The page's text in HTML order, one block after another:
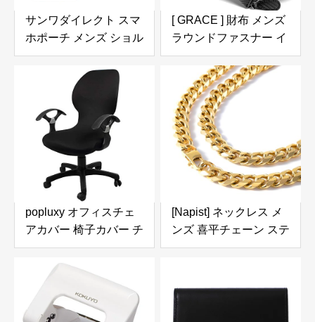
サンワダイレクト スマ
ホポーチ メンズ ショル
ダー 本革 カード/小銭
入れ付き ブラウン 200-
BAG200BR
[ GRACE ] 財布 メンズ
ラウンドファスナー イ
タリアン カーボンレザ
ー 長財布 (ブラック/ネ
イビー)
popluxy オフィスチェ
アカバー 椅子カバー チ
ェアカバー オフィス椅
子カバー 座面部分と背
もたれ 一体式 伸縮素材
洗濯可能 着脱可能
[Napist] ネックレス メ
ンズ 喜平チェーン ステ
ンレス 金属アレルギー